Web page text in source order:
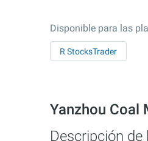
Disponible para las
R StocksTrader
Yanzhou Coal
Descripción de